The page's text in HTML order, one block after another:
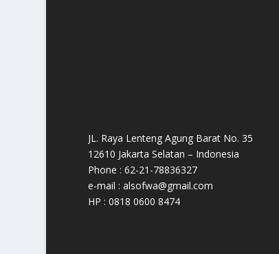
JL. Raya Lenteng Agung Barat No. 35
12610 Jakarta Selatan – Indonesia
Phone : 62-21-78836327
e-mail : alsofwa@gmail.com
HP : 0818 0600 8474